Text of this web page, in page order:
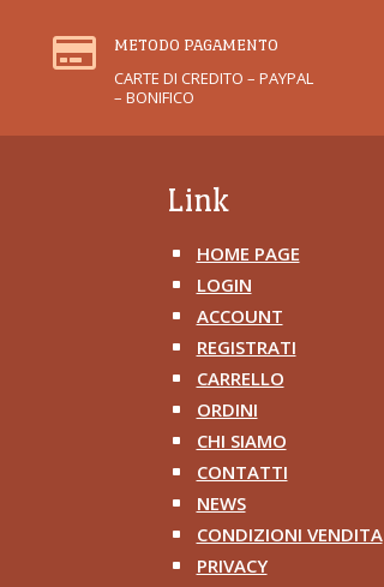
 METODO PAGAMENTO
CARTE DI CREDITO – PAYPAL
– BONIFICO
Link
^ HOME PAGE
^ LOGIN
^ ACCOUNT
^ REGISTRATI
^ CARRELLO
^ ORDINI
^ CHI SIAMO
^ CONTATTI
^ NEWS
^ CONDIZIONI VENDITA
^ PRIVACY